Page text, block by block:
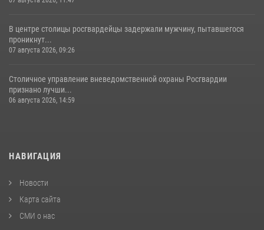
В центре столицы росгвардейцы задержали мужчину, пытавшегося
проникнут...
07 августа 2026, 09:26
Столичное управление вневедомственной охраны Росгвардии
признано лучши...
06 августа 2026, 14:59
НАВИГАЦИЯ
Новости
Карта сайта
СМИ о нас